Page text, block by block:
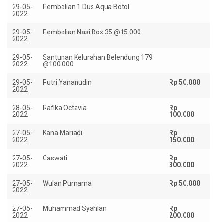
29-05-
2022
Pembelian 1 Dus Aqua Botol
29-05-
2022
Pembelian Nasi Box 35 @15.000
29-05-
2022
Santunan Kelurahan Belendung 179
@100.000
29-05-
2022
Putri Yananudin Rp 50.000
28-05-
2022
Rafika Octavia
Rp
100.000
27-05-
2022
Kana Mariadi
Rp
150.000
27-05-
2022
Caswati
Rp
300.000
27-05-
2022
Wulan Purnama Rp 50.000
27-05-
2022
Muhammad Syahlan
Rp
200.000